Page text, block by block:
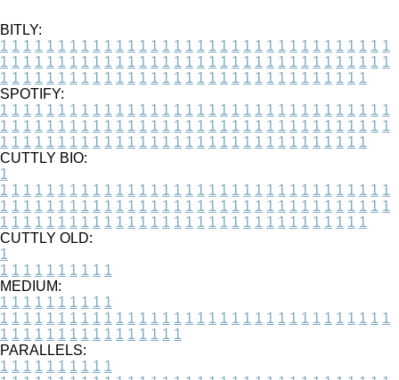
BITLY:
1 1 1 1 1 1 1 1 1 1 1 1 1 1 1 1 1 1 1 1 1 1 1 1 1 1 1 1 1 1 1 1 1 1
1 1 1 1 1 1 1 1 1 1 1 1 1 1 1 1 1 1 1 1 1 1 1 1 1 1 1 1 1 1 1 1 1 1
1 1 1 1 1 1 1 1 1 1 1 1 1 1 1 1 1 1 1 1 1 1 1 1 1 1 1 1 1 1 1 1
SPOTIFY:
1 1 1 1 1 1 1 1 1 1 1 1 1 1 1 1 1 1 1 1 1 1 1 1 1 1 1 1 1 1 1 1 1 1
1 1 1 1 1 1 1 1 1 1 1 1 1 1 1 1 1 1 1 1 1 1 1 1 1 1 1 1 1 1 1 1 1 1
1 1 1 1 1 1 1 1 1 1 1 1 1 1 1 1 1 1 1 1 1 1 1 1 1 1 1 1 1 1 1 1
CUTTLY BIO:
1
1 1 1 1 1 1 1 1 1 1 1 1 1 1 1 1 1 1 1 1 1 1 1 1 1 1 1 1 1 1 1 1 1 1
1 1 1 1 1 1 1 1 1 1 1 1 1 1 1 1 1 1 1 1 1 1 1 1 1 1 1 1 1 1 1 1 1 1
1 1 1 1 1 1 1 1 1 1 1 1 1 1 1 1 1 1 1 1 1 1 1 1 1 1 1 1 1 1 1 1
CUTTLY OLD:
1
1 1 1 1 1 1 1 1 1 1
MEDIUM:
1 1 1 1 1 1 1 1 1 1
1 1 1 1 1 1 1 1 1 1 1 1 1 1 1 1 1 1 1 1 1 1 1 1 1 1 1 1 1 1 1 1 1 1
1 1 1 1 1 1 1 1 1 1 1 1 1 1 1 1
PARALLELS:
1 1 1 1 1 1 1 1 1 1